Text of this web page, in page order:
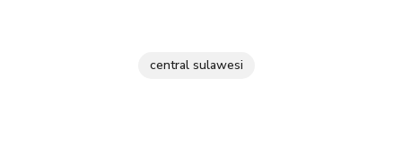
central sulawesi